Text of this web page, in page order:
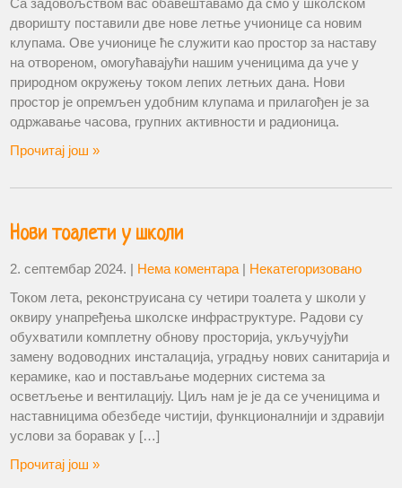
Са задовољством вас обавештавамо да смо у школском
дворишту поставили две нове летње учионице са новим
клупама. Ове учионице ће служити као простор за наставу
на отвореном, омогућавајући нашим ученицима да уче у
природном окружењу током лепих летњих дана. Нови
простор је опремљен удобним клупама и прилагођен је за
одржавање часова, групних активности и радионица.
Прочитај још »
Нови тоалети у школи
2. септембар 2024. | Нема коментара | Некатегоризовано
Током лета, реконструисана су четири тоалета у школи у
оквиру унапређења школске инфраструктуре. Радови су
обухватили комплетну обнову просторија, укључујући
замену водоводних инсталација, уградњу нових санитарија и
керамике, као и постављање модерних система за
осветљење и вентилацију. Циљ нам је је да се ученицима и
наставницима обезбеде чистији, функционалнији и здравији
услови за боравак у […]
Прочитај још »